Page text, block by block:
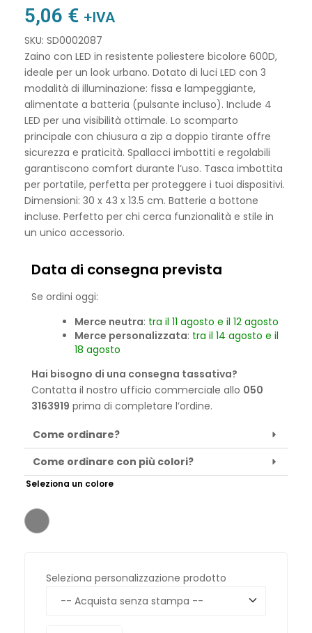
5,06 € +IVA
SKU: SD0002087
Zaino con LED in resistente poliestere bicolore 600D,
ideale per un look urbano. Dotato di luci LED con 3
modalità di illuminazione: fissa e lampeggiante,
alimentate a batteria (pulsante incluso). Include 4
LED per una visibilità ottimale. Lo scomparto
principale con chiusura a zip a doppio tirante offre
sicurezza e praticità. Spallacci imbottiti e regolabili
garantiscono comfort durante l’uso. Tasca imbottita
per portatile, perfetta per proteggere i tuoi dispositivi.
Dimensioni: 30 x 43 x 13.5 cm. Batterie a bottone
incluse. Perfetto per chi cerca funzionalità e stile in
un unico accessorio.
Data di consegna prevista
Se ordini oggi:
Merce neutra: tra il 11 agosto e il 12 agosto
Merce personalizzata: tra il 14 agosto e il
18 agosto
Hai bisogno di una consegna tassativa?
Contatta il nostro ufficio commerciale allo 050
3163919 prima di completare l’ordine.
Come ordinare?
Come ordinare con più colori?
Seleziona un colore
Seleziona personalizzazione prodotto